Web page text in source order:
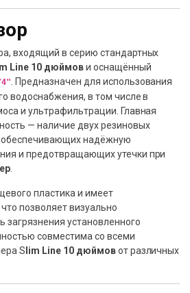
входящий в серию стандартных
Line 10 дюймови оснащённый
. Предназначен для использования
водоснабжения, в том числе в
и ультрафильтрации. Главная
— наличие двух резиновых
обеспечивающих надёжную
и предотвращающих утечки при
пластика и имеет
позволяет визуально
загрязнения установленного
совместима со всеми
S lim Line 10 дюймовот различных